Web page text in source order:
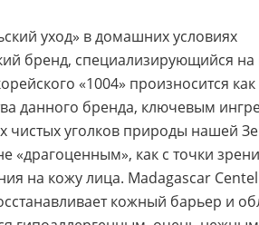
уход» в домашних условиях
бренд, специализирующийся
«1004» произносится
данного бренда, ключевым
чистых уголков природы нашей
«драгоценным», как с точки
на кожу лица. Madagascar
кожный барьер и